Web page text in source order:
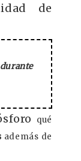
de
qué
además de